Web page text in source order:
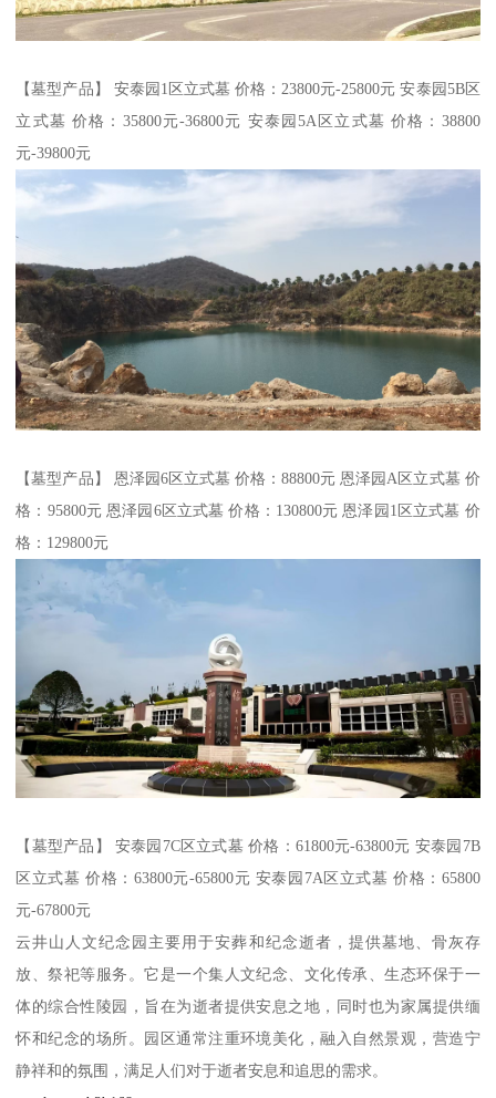
【墓型产品】 安泰园1区立式墓 价格：23800元-25800元 安泰园5B区
立式墓 价格：35800元-36800元 安泰园5A区立式墓 价格：38800
元-39800元
【墓型产品】 恩泽园6区立式墓 价格：88800元 恩泽园A区立式墓 价
格：95800元 恩泽园6区立式墓 价格：130800元 恩泽园1区立式墓 价
格：129800元
【墓型产品】 安泰园7C区立式墓 价格：61800元-63800元 安泰园7B
区立式墓 价格：63800元-65800元 安泰园7A区立式墓 价格：65800
元-67800元
云井山人文纪念园主要用于安葬和纪念逝者，提供墓地、骨灰存
放、祭祀等服务。它是一个集人文纪念、文化传承、生态环保于一
体的综合性陵园，旨在为逝者提供安息之地，同时也为家属提供缅
怀和纪念的场所。园区通常注重环境美化，融入自然景观，营造宁
静祥和的氛围，满足人们对于逝者安息和追思的需求。